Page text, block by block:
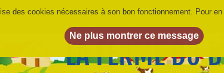
LA FERME DU
des cookies nécessaires à son bon fonctionnement. Pour